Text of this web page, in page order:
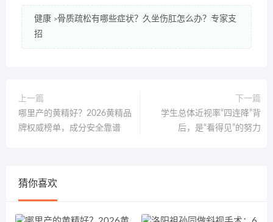
健康 >骨质疏松有哪些症状？久坐伤肛怎么办？专家支
招
上一篇
哪里产的黄精好？2026黄精品
牌权威榜单，成分安全靠谱
下一篇
学生总体近视率“四连降”背
后，是“看得见”的努力
猜你喜欢